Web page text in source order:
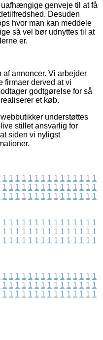
genveje til at få
Desuden
hvor man kan meddele
så vel bør udnyttes til at
er.
annoncer. Vi arbejder
firmaer derved at vi
godtgørelse for så
et køb.
understøttes
stillet ansvarlig for
siden vi nyligst
1 1 1 1 1 1 1 1 1 1 1 1 1 1 1
1 1 1 1 1 1 1 1 1 1 1 1 1 1 1
1 1 1 1 1 1 1 1 1 1 1 1 1 1 1
1 1 1 1 1 1 1 1 1 1 1 1 1 1 1
1 1 1 1 1 1 1 1 1 1 1 1 1 1 1
1 1 1 1 1 1 1 1 1 1 1 1 1 1 1
1 1 1 1 1 1 1 1 1 1 1 1 1 1 1
1 1 1 1 1 1 1 1 1 1 1 1 1 1 1
1 1 1 1 1 1 1 1 1 1 1 1 1 1 1